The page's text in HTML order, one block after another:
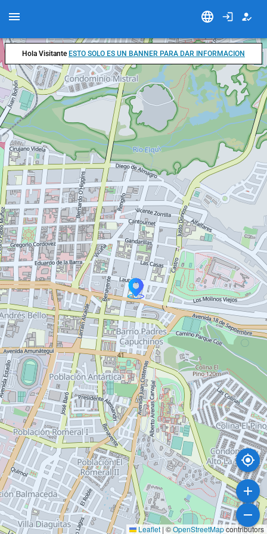
Leaflet | ©OpenStreetMapcontributors
Hola Visitante ESTO SOLO ES UN BANNER PARA DAR INFORMACION